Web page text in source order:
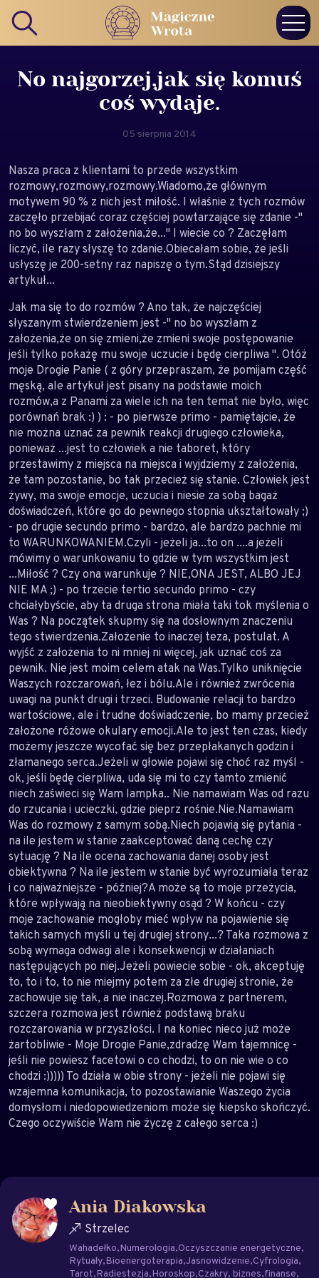
No najgorzej,jak się komuś
coś wydaje.
05 sierpnia 2014
Nasza praca z klientami to przede wszystkim
rozmowy,rozmowy,rozmowy.Wiadomo,że głównym
motywem 90 % z nich jest miłość. I właśnie z tych rozmów
zaczęło przebijać coraz częściej powtarzające się zdanie -"
no bo wyszłam z założenia,że..." I wiecie co ? Zaczęłam
liczyć, ile razy słyszę to zdanie.Obiecałam sobie, że jeśli
usłyszę je 200-setny raz napiszę o tym.Stąd dzisiejszy
artykuł...
Jak ma się to do rozmów ? Ano tak, że najczęściej
słyszanym stwierdzeniem jest -" no bo wyszłam z
założenia,że on się zmieni,że zmieni swoje postępowanie
jeśli tylko pokażę mu swoje uczucie i będę cierpliwa ". Otóż
moje Drogie Panie ( z góry przepraszam, że pomijam część
męską, ale artykuł jest pisany na podstawie moich
rozmów,a z Panami za wiele ich na ten temat nie było, więc
porównań brak :) ) : - po pierwsze primo - pamiętajcie, że
nie można uznać za pewnik reakcji drugiego człowieka,
ponieważ ...jest to człowiek a nie taboret, który
przestawimy z miejsca na miejsca i wyjdziemy z założenia,
że tam pozostanie, bo tak przecież się stanie. Człowiek jest
żywy, ma swoje emocje, uczucia i niesie za sobą bagaż
doświadczeń, które go do pewnego stopnia ukształtowały ;)
- po drugie secundo primo - bardzo, ale bardzo pachnie mi
to WARUNKOWANIEM.Czyli - jeżeli ja...to on ....a jeżeli
mówimy o warunkowaniu to gdzie w tym wszystkim jest
...Miłość ? Czy ona warunkuje ? NIE,ONA JEST, ALBO JEJ
NIE MA ;) - po trzecie tertio secundo primo - czy
chciałybyście, aby ta druga strona miała taki tok myślenia o
Was ? Na początek skupmy się na dosłownym znaczeniu
tego stwierdzenia.Założenie to inaczej teza, postulat. A
wyjść z założenia to ni mniej ni więcej, jak uznać coś za
pewnik. Nie jest moim celem atak na Was.Tylko uniknięcie
Waszych rozczarowań, łez i bólu.Ale i również zwrócenia
uwagi na punkt drugi i trzeci. Budowanie relacji to bardzo
wartościowe, ale i trudne doświadczenie, bo mamy przecież
założone różowe okulary emocji.Ale to jest ten czas, kiedy
możemy jeszcze wycofać się bez przepłakanych godzin i
złamanego serca.Jeżeli w głowie pojawi się choć raz myśl -
ok, jeśli będę cierpliwa, uda się mi to czy tamto zmienić
niech zaświeci się Wam lampka.. Nie namawiam Was od razu
do rzucania i ucieczki, gdzie pieprz rośnie.Nie.Namawiam
Was do rozmowy z samym sobą.Niech pojawią się pytania -
na ile jestem w stanie zaakceptować daną cechę czy
sytuację ? Na ile ocena zachowania danej osoby jest
obiektywna ? Na ile jestem w stanie być wyrozumiała teraz
i co najważniejsze - później?A może są to moje przeżycia,
które wpływają na nieobiektywny osąd ? W końcu - czy
moje zachowanie mogłoby mieć wpływ na pojawienie się
takich samych myśli u tej drugiej strony...? Taka rozmowa z
sobą wymaga odwagi ale i konsekwencji w działaniach
następujących po niej.Jeżeli powiecie sobie - ok, akceptuję
to, to i to, to nie miejmy potem za złe drugiej stronie, że
zachowuje się tak, a nie inaczej.Rozmowa z partnerem,
szczera rozmowa jest również podstawą braku
rozczarowania w przyszłości. I na koniec nieco już może
żartobliwie - Moje Drogie Panie,zdradzę Wam tajemnicę -
jeśli nie powiesz facetowi o co chodzi, to on nie wie o co
chodzi :))))) To działa w obie strony - jeżeli nie pojawi się
wzajemna komunikacja, to pozostawianie Waszego życia
domysłom i niedopowiedzeniom może się kiepsko skończyć.
Czego oczywiście Wam nie życzę z całego serca :)
Ania Diakowska
Strzelec
Wahadełko Numerologia Oczyszczanie energetyczne
Rytuały Bioenergoterapia Jasnowidzenie Cyfrologia
Tarot Radiestezja Horoskop Czakry biznes finanse